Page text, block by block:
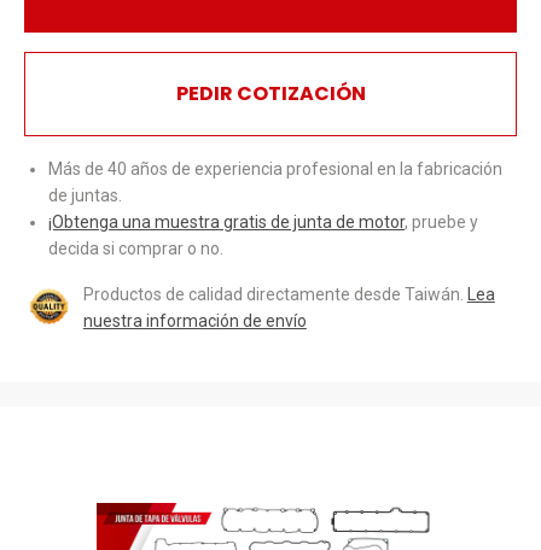
PEDIR COTIZACIÓN
Más de 40 años de experiencia profesional en la fabricación
de juntas.
¡Obtenga una muestra gratis de junta de motor, pruebe y
decida si comprar o no.
Productos de calidad directamente desde Taiwán.
Lea
nuestra información de envío